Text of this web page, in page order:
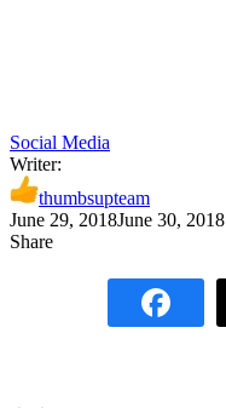
Social Media
Writer:
thumbsupteam
June 29, 2018June 30, 2018
Share